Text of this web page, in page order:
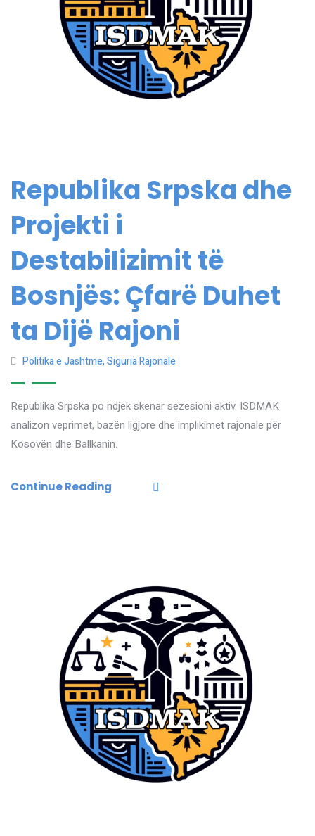
Republika Srpska dhe
Projekti i
Destabilizimit të
Bosnjës: Çfarë Duhet
ta Dijë Rajoni
Politika e Jashtme,Siguria Rajonale
Republika Srpska po ndjek skenar sezesioni aktiv. ISDMAK
analizon veprimet, bazën ligjore dhe implikimet rajonale për
Kosovën dhe Ballkanin.
Continue Reading